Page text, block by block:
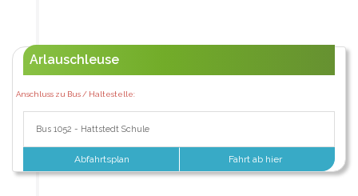
Arlauschleuse
Anschluss zu Bus / Haltestelle:
Bus 1052 - Hattstedt Schule
Abfahrtsplan Fahrt ab hier